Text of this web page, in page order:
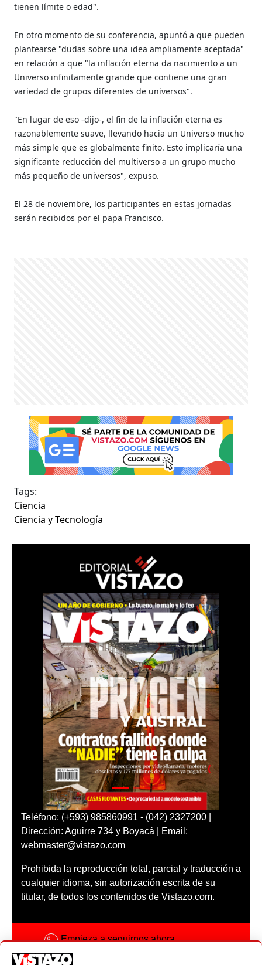
tienen límite o edad".
En otro momento de su conferencia, apuntó a que pueden
plantearse "dudas sobre una idea ampliamente aceptada"
en relación a que "la inflación eterna da nacimiento a un
Universo infinitamente grande que contiene una gran
variedad de grupos diferentes de universos".
"En lugar de eso -dijo-, el fin de la inflación eterna es
razonablemente suave, llevando hacia un Universo mucho
más simple que es globalmente finito. Esto implicaría una
significante reducción del multiverso a un grupo mucho
más pequeño de universos", expuso.
El 28 de noviembre, los participantes en estas jornadas
serán recibidos por el papa Francisco.
Tags:
Ciencia
Ciencia y Tecnología
Teléfono: (+593) 985860991 - (042) 2327200 |
Dirección: Aguirre 734 y Boyacá | Email:
webmaster@vistazo.com
Prohibida la reproducción total, parcial y traducción a
cualquier idioma, sin autorización escrita de su
titular, de todos los contenidos de Vistazo.com.
Empieza a seguirnos ahora